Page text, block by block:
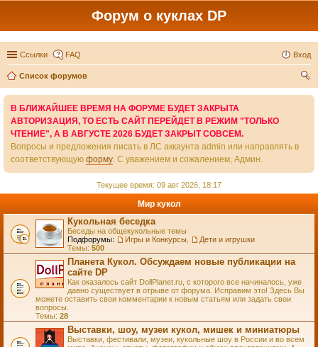
Форум о куклах DP
Ссылки FAQ Вход
Список форумов
В БЛИЖАЙШЕЕ ВРЕМЯ НА ФОРУМЕ БУДЕТ ЗАКРЫТА
АВТОРИЗАЦИЯ, ТО ЕСТЬ САЙТ ПЕРЕЙДЕТ В РЕЖИМ "ТОЛЬКО
ЧТЕНИЕ", А В АВГУСТЕ 2026 БУДЕТ ЗАКРЫТ СОВСЕМ.
Вопросы и предложения писать в ЛС аккаунта admin или направлять в
соответствующую форму. С уважением и сожалением, Админ.
Текущее время: 09 авг 2026, 18:17
Мир кукол
Кукольная беседка
Беседы на общекукольные темы
Подфорумы:
Игры и Конкурсы
Дети и игрушки
Темы: 500
Планета Кукол. Обсуждаем новые публикации на
сайте DP
Как оказалось сайт DollPlanet.ru, с которого все начиналось, уже
давно существует в отрыве от форума. Исправим это! Здесь Вы
можете оставить свои комментарии к новым статьям или задать свои
вопросы.
Темы: 28
Выставки, шоу, музеи кукол, мишек и миниатюры
Выставки, фестивали, музеи, кукольные шоу в России и во всем